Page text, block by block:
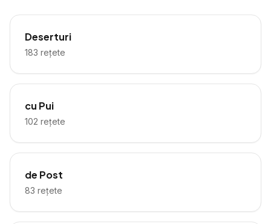
Deserturi
183 rețete
cu Pui
102 rețete
de Post
83 rețete